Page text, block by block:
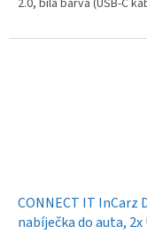
2.0, bílá barva (USB-C
CONNECT IT InCarz
nabíječka do auta, 2x